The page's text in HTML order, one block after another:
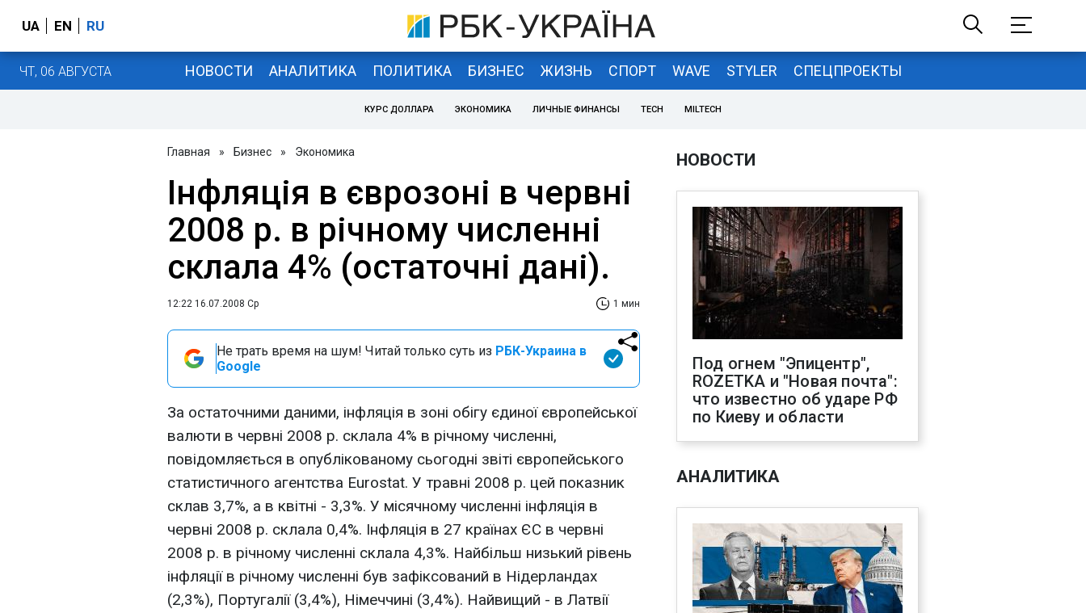
UA EN RU
ЧТ, 06 АВГУСТА НОВОСТИ АНАЛИТИКА ПОЛИТИКА БИЗНЕС ЖИЗНЬ СПОРТ WAVE STYLER СПЕЦПРОЕКТЫ
КУРС ДОЛЛАРА ЭКОНОМИКА ЛИЧНЫЕ ФИНАНСЫ TECH MILTECH
Главная » Бизнес » Экономика
Інфляція в єврозоні в червні
2008 р. в річному численні
склала 4% (остаточні дані).
12:22 16.07.2008 Ср 1 мин
Не трать время на шум! Читай только суть из РБК-Украина в
Google
За остаточними даними, інфляція в зоні обігу єдиної європейської
валюти в червні 2008 р. склала 4% в річному численні,
повідомляється в опублікованому сьогодні звіті європейського
статистичного агентства Eurostat. У травні 2008 р. цей показник
склав 3,7%, а в квітні - 3,3%. У місячному численні інфляція в
червні 2008 р. склала 0,4%. Інфляція в 27 країнах ЄС в червні
2008 р. в річному численні склала 4,3%. Найбільш низький рівень
інфляції в річному численні був зафіксований в Нідерландах
(2,3%), Португалії (3,4%), Німеччині (3,4%). Найвищий - в Латвії
НОВОСТИ
Под огнем "Эпицентр",
ROZETKA и "Новая почта":
что известно об ударе РФ
по Киеву и области
АНАЛИТИКА